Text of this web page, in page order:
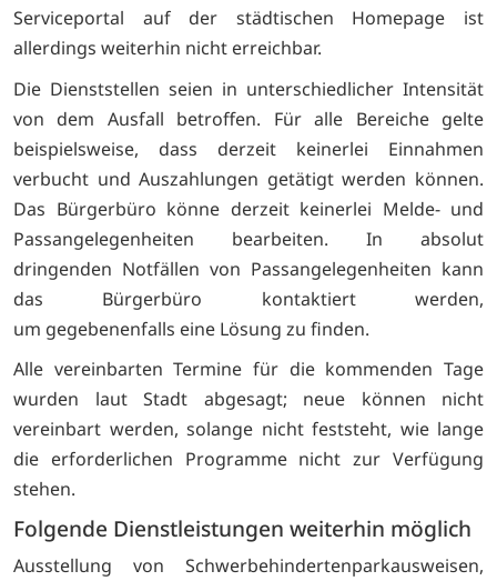
Serviceportal auf der städtischen Homepage ist
allerdings weiterhin nicht erreichbar.
Die Dienststellen seien in unterschiedlicher Intensität
von dem Ausfall betroffen. Für alle Bereiche gelte
beispielsweise, dass derzeit keinerlei Einnahmen
verbucht und Auszahlungen getätigt werden können.
Das Bürgerbüro könne derzeit keinerlei Melde- und
Passangelegenheiten bearbeiten. In absolut
dringenden Notfällen von Passangelegenheiten kann
das Bürgerbüro kontaktiert werden,
um gegebenenfalls eine Lösung zu finden.
Alle vereinbarten Termine für die kommenden Tage
wurden laut Stadt abgesagt; neue können nicht
vereinbart werden, solange nicht feststeht, wie lange
die erforderlichen Programme nicht zur Verfügung
stehen.
Folgende Dienstleistungen weiterhin möglich
Ausstellung von Schwerbehindertenparkausweisen,